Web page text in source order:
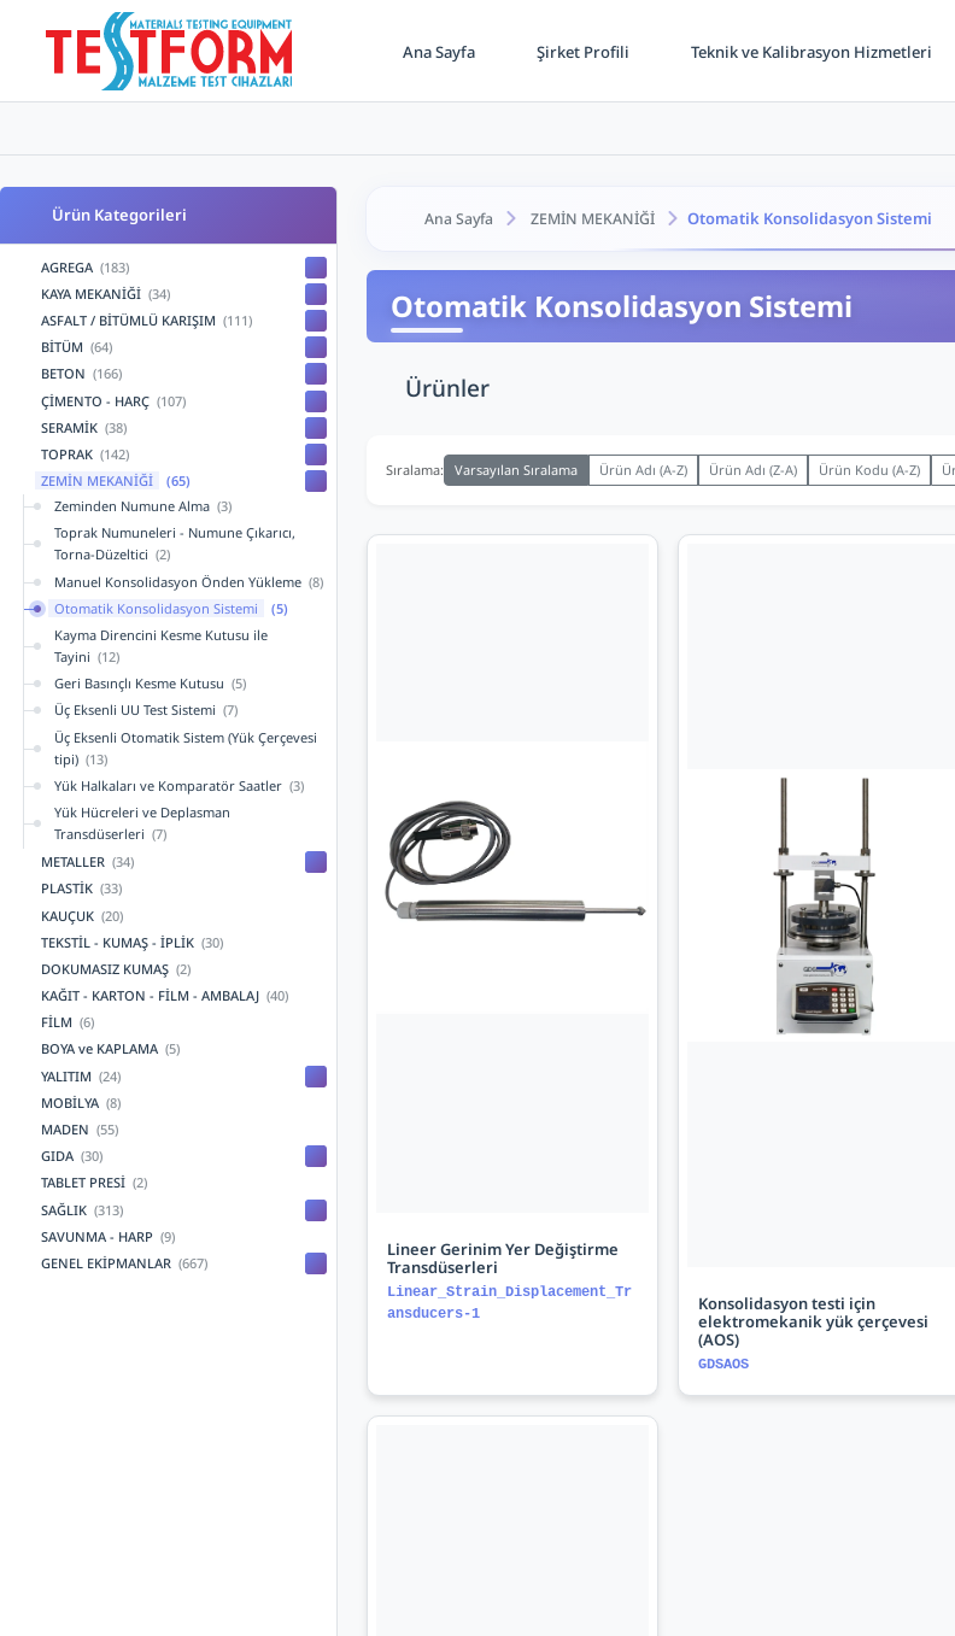
Ana Sayfa Şirket Profili Teknik ve Kalibrasyon Hizmetleri
Ürün Kategorileri
AGREGA (183)
KAYA MEKANİĞİ (34)
ASFALT / BİTÜMLÜ KARIŞIM (111)
BİTÜM (64)
BETON (166)
ÇİMENTO - HARÇ (107)
SERAMİK (38)
TOPRAK (142)
ZEMİN MEKANİĞİ
(65)
Zeminden Numune Alma (3)
Toprak Numuneleri - Numune Çıkarıcı,
Torna-Düzeltici (2)
Manuel Konsolidasyon Önden Yükleme (8)
Otomatik Konsolidasyon Sistemi
(5)
Kayma Direncini Kesme Kutusu ile
Tayini (12)
Geri Basınçlı Kesme Kutusu (5)
Üç Eksenli UU Test Sistemi (7)
Üç Eksenli Otomatik Sistem (Yük Çerçevesi
tipi) (13)
Yük Halkaları ve Komparatör Saatler (3)
Yük Hücreleri ve Deplasman
Transdüserleri (7)
METALLER (34)
PLASTİK (33)
KAUÇUK (20)
TEKSTİL - KUMAŞ - İPLİK (30)
DOKUMASIZ KUMAŞ (2)
KAĞIT - KARTON - FİLM - AMBALAJ (40)
FİLM (6)
BOYA ve KAPLAMA (5)
YALITIM (24)
MOBİLYA (8)
MADEN (55)
GIDA (30)
TABLET PRESİ (2)
SAĞLIK (313)
SAVUNMA - HARP (9)
GENEL EKİPMANLAR (667)
Ana Sayfa ZEMİN MEKANİĞİ Otomatik Konsolidasyon Sistemi
Otomatik Konsolidasyon Sistemi
Ürünler
Sıralama: Varsayılan Sıralama Ürün Adı (A-Z) Ürün Adı (Z-A) Ürün Kodu (A-Z)
Lineer Gerinim Yer Değiştirme
Transdüserleri
Linear_Strain_Displacement_Tr
ansducers-1
Konsolidasyon testi için
elektromekanik yük çerçevesi
(AOS)
GDSAOS